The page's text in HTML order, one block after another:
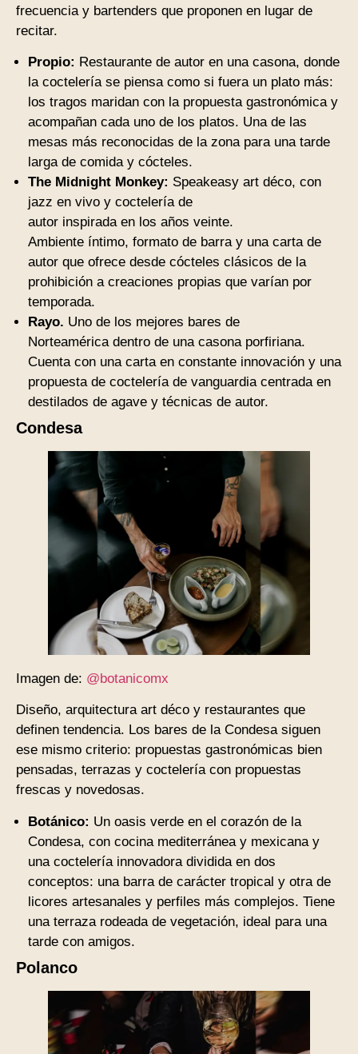
frecuencia y bartenders que proponen en lugar de
recitar.
Propio: Restaurante de autor en una casona, donde
la coctelería se piensa como si fuera un plato más:
los tragos maridan con la propuesta gastronómica y
acompañan cada uno de los platos. Una de las
mesas más reconocidas de la zona para una tarde
larga de comida y cócteles.
The Midnight Monkey: Speakeasy art déco, con
jazz en vivo y coctelería de
autor inspirada en los años veinte.
Ambiente íntimo, formato de barra y una carta de
autor que ofrece desde cócteles clásicos de la
prohibición a creaciones propias que varían por
temporada.
Rayo. Uno de los mejores bares de
Norteamérica dentro de una casona porfiriana.
Cuenta con una carta en constante innovación y una
propuesta de coctelería de vanguardia centrada en
destilados de agave y técnicas de autor.
Condesa
Imagen de: @botanicomx
Diseño, arquitectura art déco y restaurantes que
definen tendencia. Los bares de la Condesa siguen
ese mismo criterio: propuestas gastronómicas bien
pensadas, terrazas y coctelería con propuestas
frescas y novedosas.
Botánico: Un oasis verde en el corazón de la
Condesa, con cocina mediterránea y mexicana y
una coctelería innovadora dividida en dos
conceptos: una barra de carácter tropical y otra de
licores artesanales y perfiles más complejos. Tiene
una terraza rodeada de vegetación, ideal para una
tarde con amigos.
Polanco